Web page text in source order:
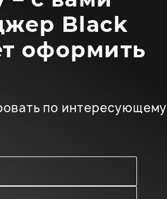
Black
оформить
по интересующему